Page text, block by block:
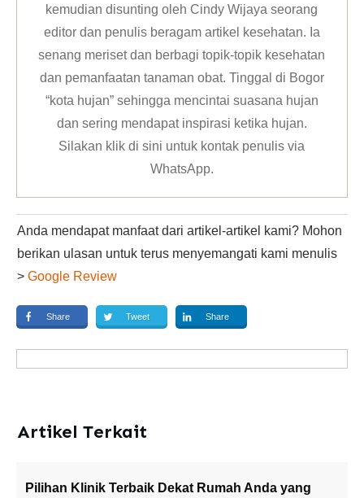
kemudian disunting oleh Cindy Wijaya seorang
editor dan penulis beragam artikel kesehatan. Ia
senang meriset dan berbagi topik-topik kesehatan
dan pemanfaatan tanaman obat. Tinggal di Bogor
“kota hujan” sehingga mencintai suasana hujan
dan sering mendapat inspirasi ketika hujan.
Silakan klikdi sini untuk kontak penulis via
WhatsApp.
Anda mendapat manfaat dari artikel-artikel kami? Mohon
berikan ulasan untuk terus menyemangati kami menulis
> Google Review
Share Tweet Share
Artikel Terkait
Pilihan Klinik Terbaik Dekat Rumah Anda yang